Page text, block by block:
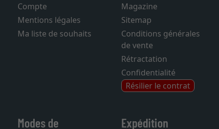
Compte
Mentions légales
Ma liste de souhaits
Magazine
Sitemap
Conditions générales
de vente
Rétractation
Confidentialité
Résilier le contrat
Modes de Expédition